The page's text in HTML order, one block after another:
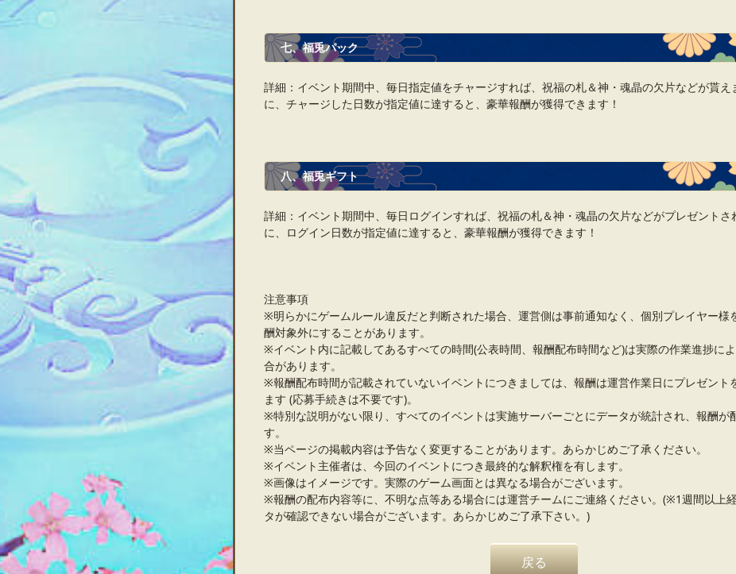
七、福兎パック
詳細：イベント期間中、毎日指定値をチャージすれば、祝福の札＆神・魂晶の欠片などが貰え
に、チャージした日数が指定値に達すると、豪華報酬が獲得できます！
八、福兎ギフト
詳細：イベント期間中、毎日ログインすれば、祝福の札＆神・魂晶の欠片などがプレゼントさ
に、ログイン日数が指定値に達すると、豪華報酬が獲得できます！
注意事項
※明らかにゲームルール違反だと判断された場合、運営側は事前通知なく、個別プレイヤー様
酬対象外にすることがあります。
※イベント内に記載してあるすべての時間(公表時間、報酬配布時間など)は実際の作業進捗に
合があります。
※報酬配布時間が記載されていないイベントにつきましては、報酬は運営作業日にプレゼント
ます (応募手続きは不要です)。
※特別な説明がない限り、すべてのイベントは実施サーバーごとにデータが統計され、報酬が
す。
※当ページの掲載内容は予告なく変更することがあります。あらかじめご了承ください。
※イベント主催者は、今回のイベントにつき最終的な解釈権を有します。
※画像はイメージです。実際のゲーム画面とは異なる場合がございます。
※報酬の配布内容等に、不明な点等ある場合には運営チームにご連絡ください。(※1週間以上
タが確認できない場合がございます。あらかじめご了承下さい。)
戻る